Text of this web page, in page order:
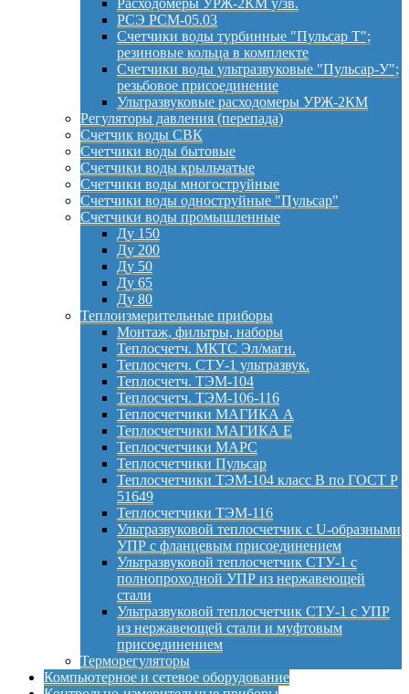
Расходомеры УРЖ-2КМ у/зв.
РСЭ РСМ-05.03
Счетчики воды турбинные "Пульсар Т";
резиновые кольца в комплекте
Счетчики воды ультразвуковые "Пульсар-У";
резьбовое присоединение
Ультразвуковые расходомеры УРЖ-2КМ
Регуляторы давления (перепада)
Счетчик воды СВК
Счетчики воды бытовые
Счетчики воды крыльчатые
Счетчики воды многоструйные
Счетчики воды одноструйные "Пульсар"
Счетчики воды промышленные
Ду 150
Ду 200
Ду 50
Ду 65
Ду 80
Теплоизмерительные приборы
Монтаж, фильтры, наборы
Теплосчетч. МКТС Эл/магн.
Теплосчетч. СТУ-1 ультразвук.
Теплосчетч. ТЭМ-104
Теплосчетч. ТЭМ-106-116
Теплосчетчики МАГИКА А
Теплосчетчики МАГИКА Е
Теплосчетчики МАРС
Теплосчетчики Пульсар
Теплосчетчики ТЭМ-104 класс B по ГОСТ Р
51649
Теплосчетчики ТЭМ-116
Ультразвуковой теплосчетчик с U-образными
УПР с фланцевым присоединением
Ультразвуковой теплосчетчик СТУ-1 с
полнопроходной УПР из нержавеющей
стали
Ультразвуковой теплосчетчик СТУ-1 с УПР
из нержавеющей стали и муфтовым
присоединением
Терморегуляторы
Компьютерное и сетевое оборудование